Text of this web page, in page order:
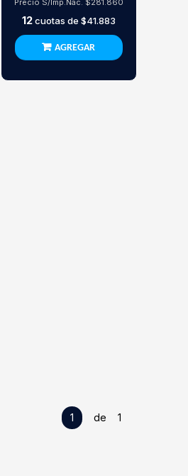
Precio S/Imp.Nac. $281.860
12cuotas de $41.883
AGREGAR
1 de 1